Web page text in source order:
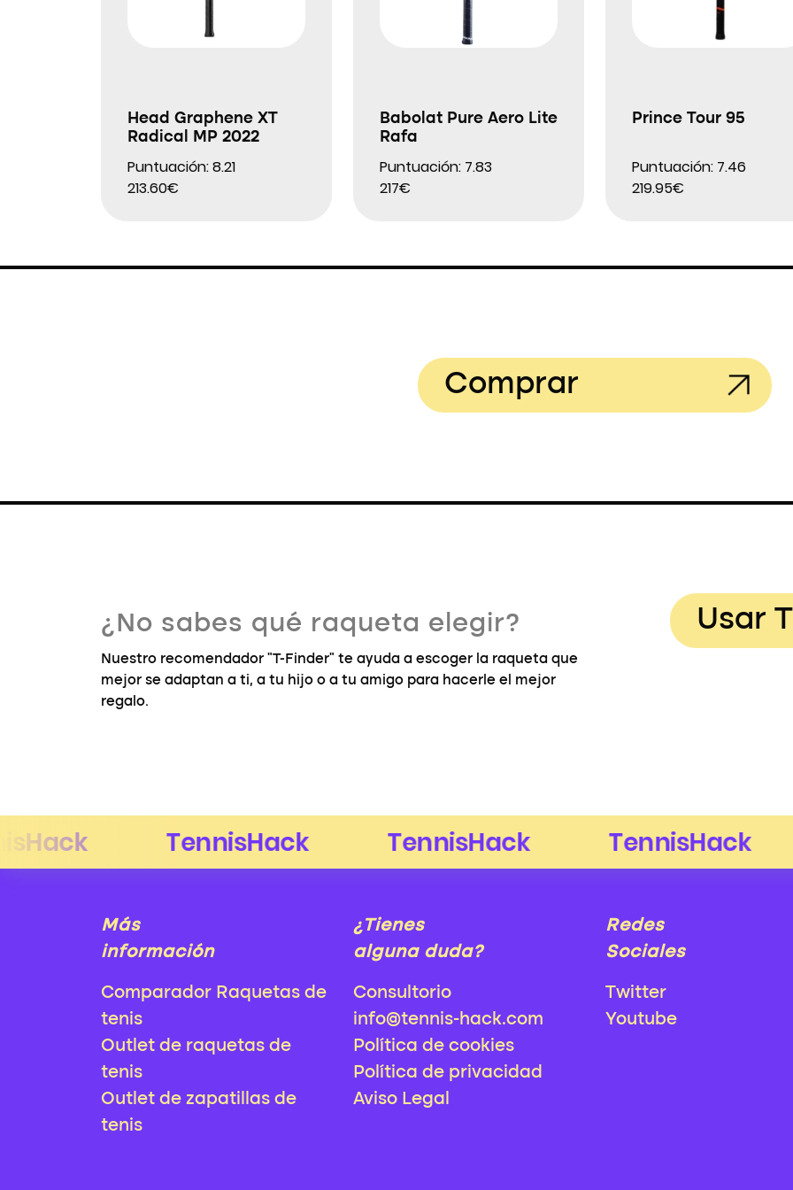
Head Graphene XT
Radical MP 2022
Puntuación: 8.21
213.60€
Babolat Pure Aero Lite
Rafa
Puntuación: 7.83
217€
Prince Tour 95
Puntuación: 7.46
219.95€
Comprar
¿No sabes qué raqueta elegir?
Nuestro recomendador "T-Finder" te ayuda a escoger la raqueta que
mejor se adaptan a ti, a tu hijo o a tu amigo para hacerle el mejor
regalo.
Usar
Más
información
Comparador Raquetas de
tenis
Outlet de raquetas de
tenis
Outlet de zapatillas de
tenis
¿Tienes
alguna duda?
Consultorio
info@tennis-hack.com
Política de cookies
Política de privacidad
Aviso Legal
Redes
Sociales
Twitter
Youtube